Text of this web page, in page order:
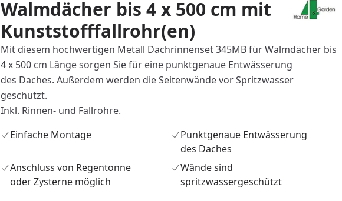
Walmdächer bis 4 x 500 cm mit
Kunststofffallrohr(en)
Mit diesem hochwertigen Metall Dachrinnenset 345MB für Walmdächer bis
4 x 500 cm Länge sorgen Sie für eine punktgenaue Entwässerung
des Daches. Außerdem werden die Seitenwände vor Spritzwasser
geschützt.
Inkl. Rinnen- und Fallrohre.
Einfache Montage
Punktgenaue Entwässerung
des Daches
Anschluss von Regentonne
oder Zysterne möglich
Wände sind
spritzwassergeschützt